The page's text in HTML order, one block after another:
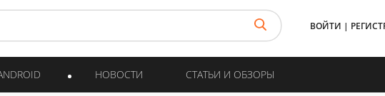
ВОЙТИ |
НОВОСТИ СТАТЬИ И ОБЗОРЫ